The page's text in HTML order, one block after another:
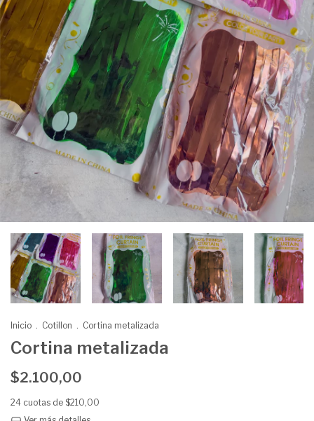
Inicio . Cotillon . Cortina metalizada
Cortina metalizada
$2.100,00
24 cuotas de $210,00